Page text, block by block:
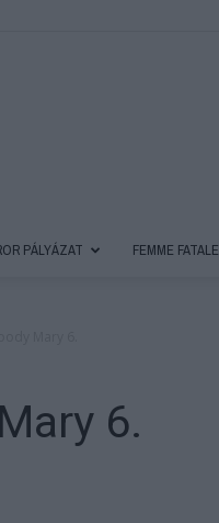
PÁLYÁZAT FEMME FATALE
6.